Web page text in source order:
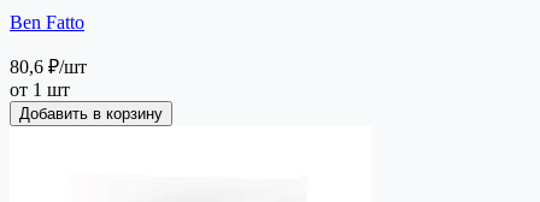
Ben Fatto
80,6 ₽/шт
от 1 шт
Добавить в корзину